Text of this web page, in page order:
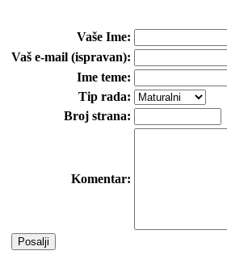
Vaše Ime:
Vaš e-mail (ispravan):
Ime teme:
Tip rada:
Broj strana:
Komentar: